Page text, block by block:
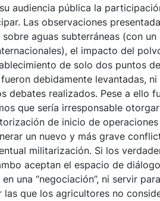
audiencia pública la
Las observaciones
aguas subterráneas (con
el impacto del
de solo dos puntos
debidamente levantadas,
debates realizados. Pese a ello
que sería irresponsable
de inicio de
un nuevo y más grave
militarización. Si los
aceptan el espacio de
una “negociación”, ni servir
que los agricultores no